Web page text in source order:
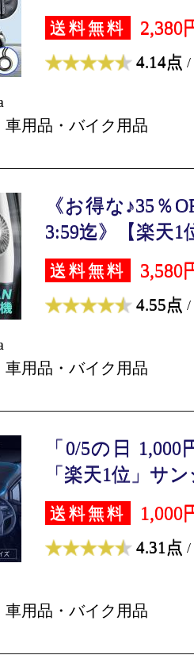
送料無料 2,380
4.14点 /
用品・バイク用品
《お得な♪35％
3:59迄》【楽天1
送料無料 3,580
4.55点 /
用品・バイク用品
「0/5の日
「楽天1位」サ
送料無料 1,000
4.31点 /
用品・バイク用品